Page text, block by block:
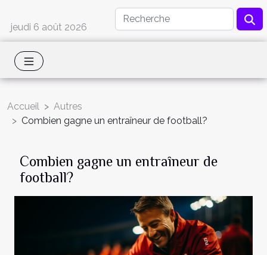
jeudi 6 août 2026
Accueil
Autres
Combien gagne un entraîneur de football?
Combien gagne un entraîneur de
football?